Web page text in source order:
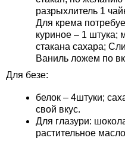
разрыхлитель 1
Для крема
куриное – 1 штука;
стакана сахара;
Ваниль ложем по
Для безе:
белок – 4штуки;
свой вкус.
Для глазури:
растительное